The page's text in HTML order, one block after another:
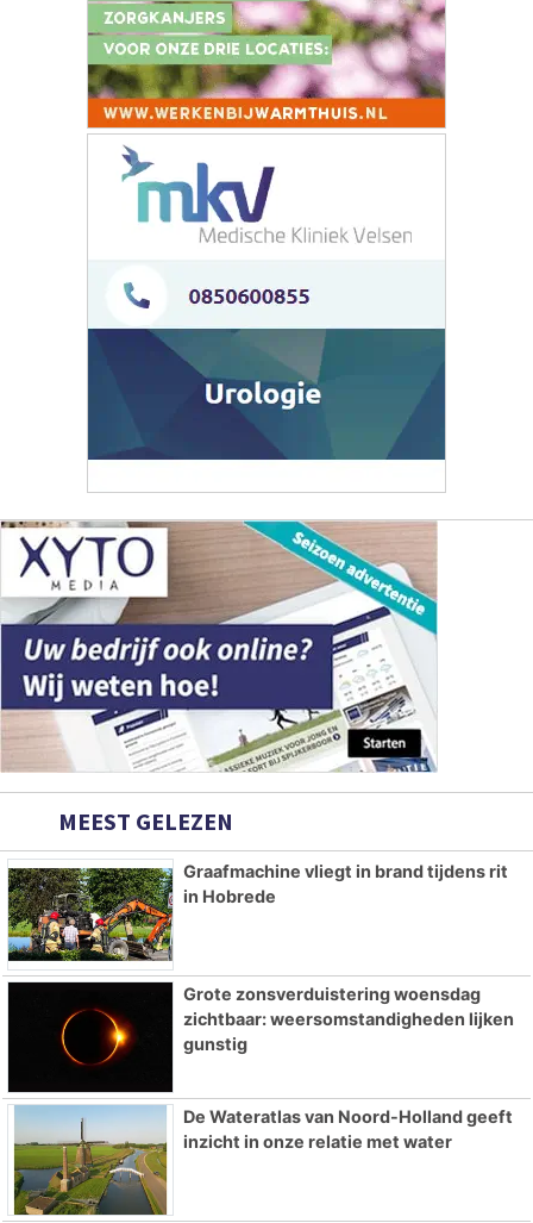
MEEST GELEZEN
Graafmachine vliegt in brand tijdens rit
in Hobrede
Grote zonsverduistering woensdag
zichtbaar: weersomstandigheden lijken
gunstig
De Wateratlas van Noord-Holland geeft
inzicht in onze relatie met water